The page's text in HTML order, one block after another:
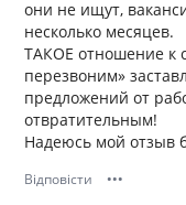
они не ищут,
несколько месяцев.
ТАКОЕ отношение к
перезвоним»
предложений от
отвратительным!
Надеюсь мой отзыв
Відповісти •••